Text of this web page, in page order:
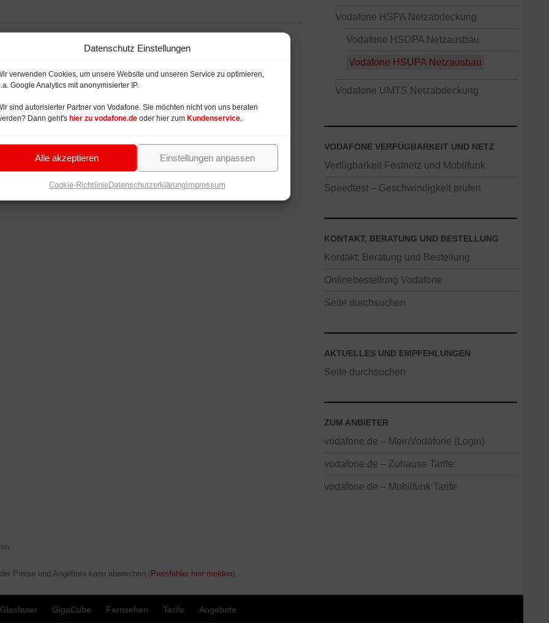
Datenschutz Einstellungen
verwenden Cookies, um unsere Website und unseren Service zu optimieren,
Google Analytics mit anonymisierter IP.
sind autorisierter Partner von Vodafone. Sie möchten nicht von uns beraten
Dann geht's hier zu vodafone.de oder hier zum Kundenservice.
Alle akzeptieren Einstellungen anpassen
Cookie-RichtlinieDatenschutzerklärungImpressum
Vodafone HSPA Netzabdeckung
Vodafone HSDPA Netzausbau
Vodafone HSUPA Netzausbau
Vodafone UMTS Netzabdeckung
VODAFONE VERFÜGBARKEIT UND NETZ
Verfügbarkeit Festnetz und Mobilfunk
Speedtest – Geschwindigkeit prüfen
KONTAKT, BERATUNG UND BESTELLUNG
Kontakt: Beratung und Bestellung
Onlinebestellung Vodafone
Seite durchsuchen
AKTUELLES UND EMPFEHLUNGEN
Seite durchsuchen
ZUM ANBIETER
vodafone.de – MeinVodafone (Login)
vodafone.de – Zuhause Tarife
vodafone.de – Mobilfunk Tarife
Preise und Angebote kann abweichen (Preisfehler hier melden).
Glasfaser GigaCube Fernsehen Tarife Angebote